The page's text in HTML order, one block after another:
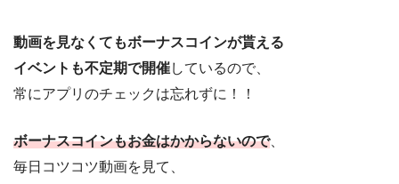
動画を見なくてもボーナスコインが貰える
イベントも不定期で開催しているので、
常にアプリのチェックは忘れずに！！
ボーナスコインもお金はかからないので、
毎日コツコツ動画を見て、